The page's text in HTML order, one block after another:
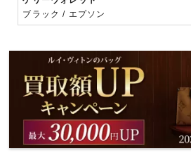
ブラック / エプソン